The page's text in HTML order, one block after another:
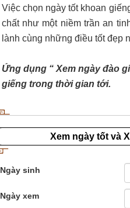
Việc chọn ngày tốt khoan
chất như một niềm trần an
lành cùng những điều tốt đẹp
Ứng dụng “ Xem ngày đào
giếng trong thời gian tới.
Xem ngày tốt và
Ngày sinh
Ngày xem